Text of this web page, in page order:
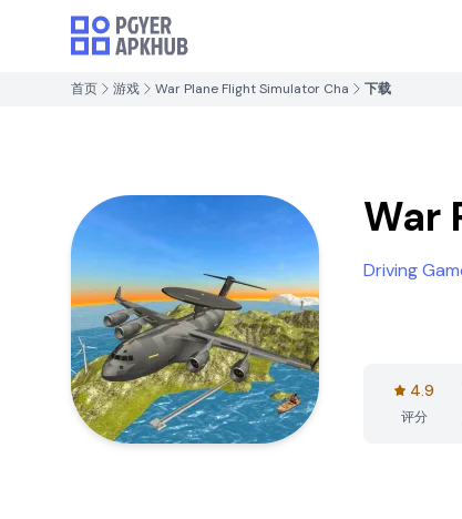
首页 游戏 War Plane Flight Simulator Cha 下载
War
Driving
4.9
评分